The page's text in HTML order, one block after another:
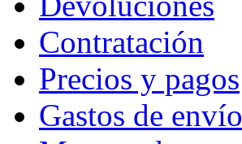
Contratación
Precios y pagos
Gastos de envío